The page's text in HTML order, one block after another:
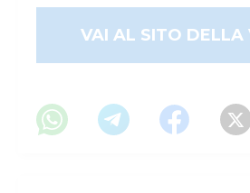
VAI AL SITO DELLA